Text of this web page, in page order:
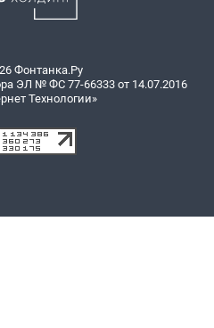
Фонтанка.Ру
ЭЛ № ФС 77-66333 от 14.07.2016
Технологии»